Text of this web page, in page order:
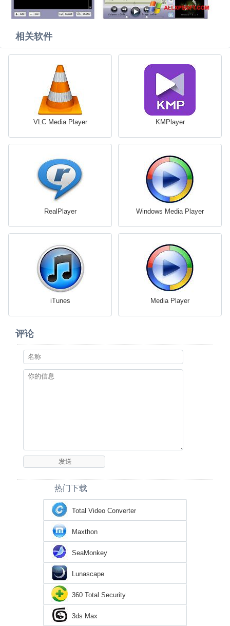
相关软件
VLC Media Player KMPlayer
RealPlayer Windows Media Player
iTunes Media Player
评论
热门下载
Total Video Converter
Maxthon
SeaMonkey
Lunascape
360 Total Security
3ds Max